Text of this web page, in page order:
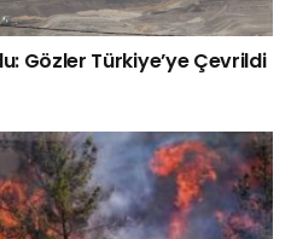
Gözler Türkiye’ye Çevrildi